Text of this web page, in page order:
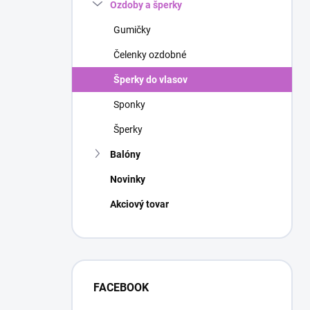
Ozdoby a šperky
Gumičky
Čelenky ozdobné
Šperky do vlasov
Sponky
Šperky
Balóny
Novinky
Akciový tovar
FACEBOOK